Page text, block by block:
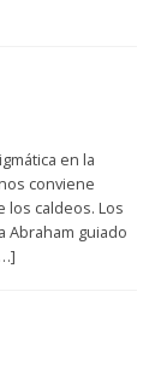
en la
conviene
los caldeos. Los
Abraham guiado